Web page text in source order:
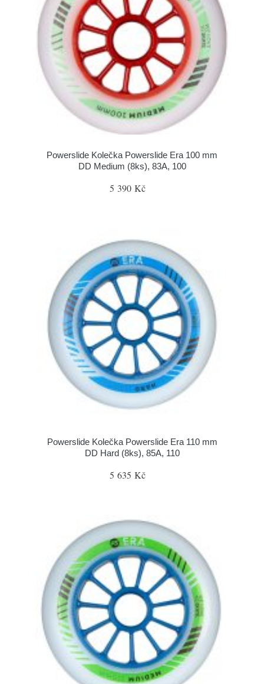
Powerslide Kolečka Powerslide Era 100 mm
DD Medium (8ks), 83A, 100
5 390 Kč
Powerslide Kolečka Powerslide Era 110 mm
DD Hard (8ks), 85A, 110
5 635 Kč